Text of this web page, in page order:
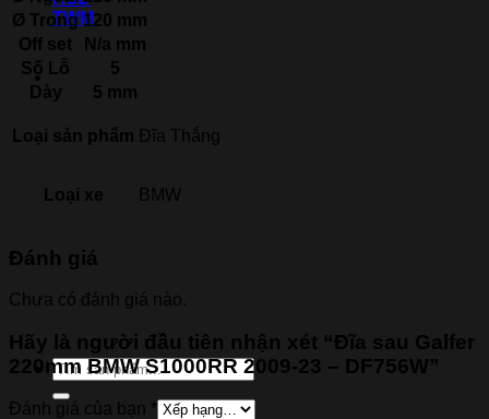
TWM
Thương hiệu xe
Tìm
kiếm:
Ø Trong 120 mm
Off set
N/a mm
Số Lỗ
5
Dày
5 mm
Loại sản phẩm Đĩa Thắng
Loại xe BMW
Đánh giá
Chưa có đánh giá nào.
Hãy là người đầu tiên nhận xét “Đĩa sau Galfer
220mm BMW S1000RR 2009-23 – DF756W”
Đánh giá của bạn *